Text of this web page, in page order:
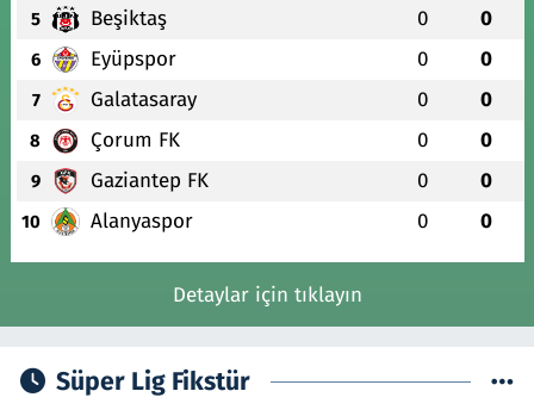
5 Beşiktaş 0 0
6 Eyüpspor 0 0
7 Galatasaray 0 0
8 Çorum FK 0 0
9 Gaziantep FK 0 0
10 Alanyaspor 0 0
Detaylar için tıklayın
Süper Lig Fikstür